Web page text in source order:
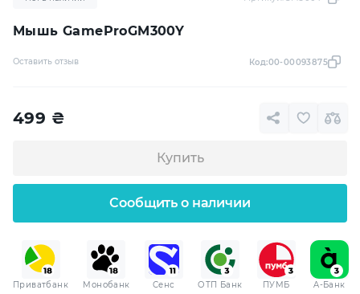
Мышь GameProGM300Y
Оставить отзыв Код:00-00093875
499 ₴
Купить
Сообщить о наличии
Приватбанк Монобанк Сенс ОТП Банк ПУМБ A-Банк